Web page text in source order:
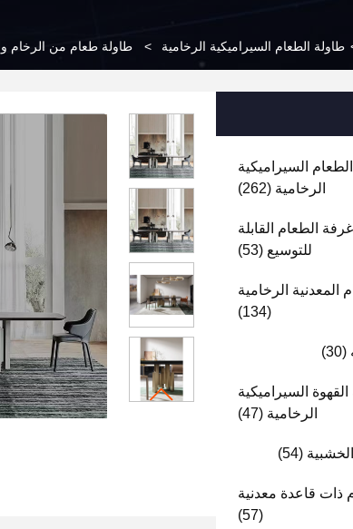
طاولة الطعام السيراميكية الرخامية > طاولة طعام من الرخام
السيراميكية
الرخامية (262)
الطعام القابلة
للتوسيع (53)
المعدنية الرخامية
(134)
(30)
السيراميكية
الرخامية (47)
(54)
ذات قاعدة معدنية
(57)